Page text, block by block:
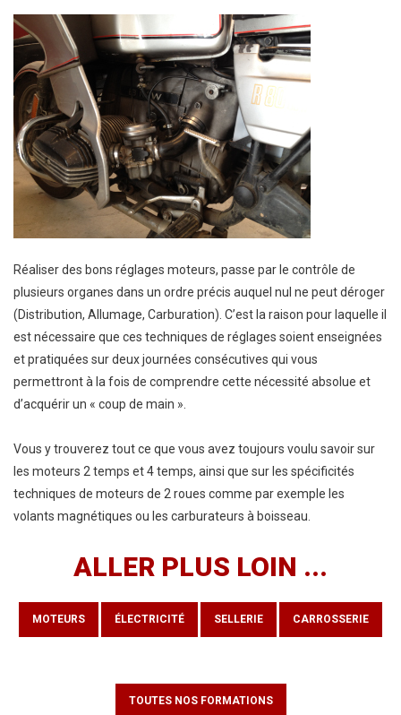
Réaliser des bons réglages moteurs, passe par le contrôle de
plusieurs organes dans un ordre précis auquel nul ne peut déroger
(Distribution, Allumage, Carburation). C’est la raison pour laquelle il
est nécessaire que ces techniques de réglages soient enseignées
et pratiquées sur deux journées consécutives qui vous
permettront à la fois de comprendre cette nécessité absolue et
d’acquérir un « coup de main ».
Vous y trouverez tout ce que vous avez toujours voulu savoir sur
les moteurs 2 temps et 4 temps, ainsi que sur les spécificités
techniques de moteurs de 2 roues comme par exemple les
volants magnétiques ou les carburateurs à boisseau.
ALLER PLUS LOIN ...
MOTEURS ÉLECTRICITÉ SELLERIE CARROSSERIE
TOUTES NOS FORMATIONS